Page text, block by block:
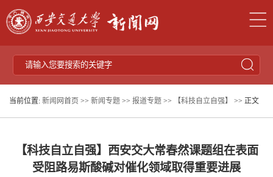
当前位置: 新闻网首页 >> 新闻专题 >> 报道专题 >> 【科技自立自强】 >> 正文
【科技自立自强】西安交大常春然课题组在表面
受阻路易斯酸碱对催化领域取得重要进展